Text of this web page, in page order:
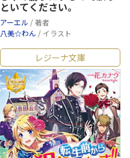
といてください。
アーエル / 著者
八美☆わん / イラスト
レジーナ文庫